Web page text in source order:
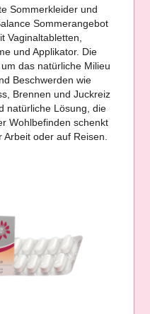
Sommerkleider und
Sommerangebot
Vaginaltabletten,
und Applikator. Die
das natürliche Milieu
Beschwerden wie
Brennen und Juckreiz
natürliche Lösung, die
Wohlbefinden schenkt
oder auf Reisen.